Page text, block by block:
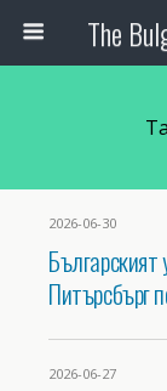
2026-06-30
Питърсбърг
2026-06-27